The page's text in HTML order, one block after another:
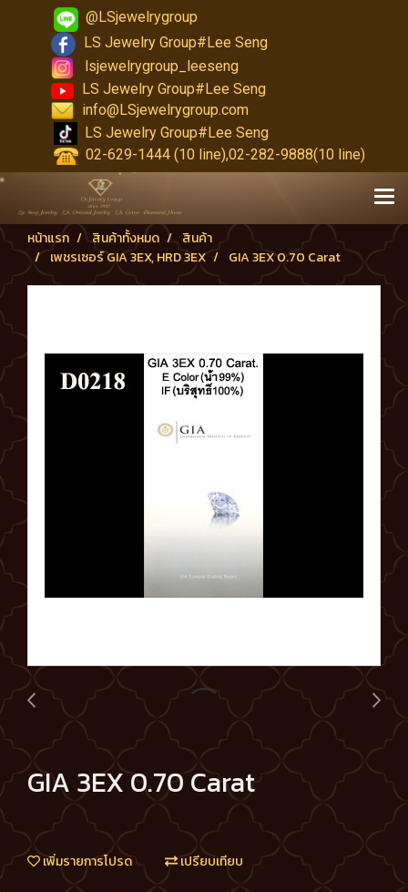
@LSjewelrygroup
LS Jewelry Group#Lee Seng
lsjewelrygroup_leeseng
LS Jewelry Group#Lee Seng
info@LSjewelrygroup.com
LS Jewelry Group#Lee Seng
02-629-1444 (10 line),02-282-9888(10 line)
หน้าแรก สินค้าทั้งหมด
สินค้า
เพชรเซอร์ GIA 3EX, HRD 3EX
GIA 3EX 0.70 Carat
GIA 3EX 0.70 Carat
เพิ่มรายการโปรด เปรียบเทียบ